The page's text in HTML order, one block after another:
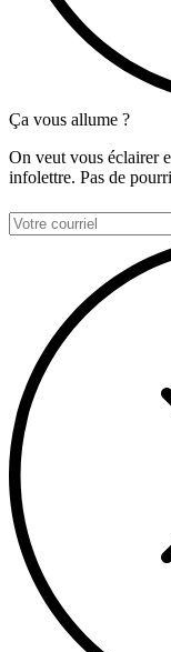
Ça vous allume ?
On veut vous éclairer
infolettre. Pas de